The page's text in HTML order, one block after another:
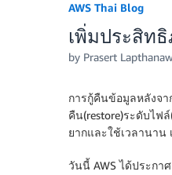
AWS Thai Blog
เพิ่มประสิท
by Prasert
การกู้คืนข้อมูลหลังจา
คืน(restore)ระดับไฟ
ยากและใช้เวลานาน
วันนี้ AWS ได้ประกา